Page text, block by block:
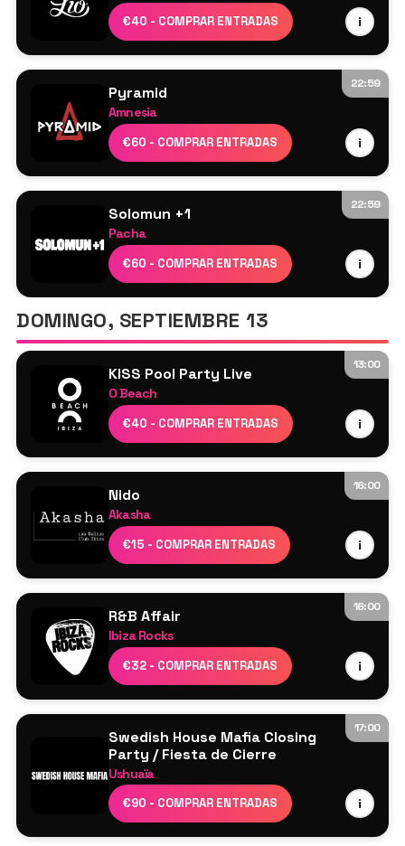
Indira Paganotto
Estella Boersma
Boston 168
€40 - COMPRAR ENTRADAS i
Cartel por confirmar
22:59
Pyramid
Amnesia
€60 - COMPRAR ENTRADAS i
Joseph Capriati
Marco Faraone
Sidney Charles
Mar-T
Yanamaste
Chlär
Alarico
Luca Donzelli
22:59
Solomun +1
Pacha
€60 - COMPRAR ENTRADAS i
Solomun
DOMINGO, SEPTIEMBRE 13
13:00
KISS Pool Party Live
O Beach
€40 - COMPRAR ENTRADAS i
Cabezas de cartel: TBA
DJ Cameo
Sam Dungate
16:00
Nido
Akasha
€15 - COMPRAR ENTRADAS i
Cartel por confirmar
16:00
R&B Affair
Ibiza Rocks
€32 - COMPRAR ENTRADAS i
DJs residentes
17:00
Swedish House Mafia Closing
Party / Fiesta de Cierre
Ushuaïa
€90 - COMPRAR ENTRADAS i
Swedish House Mafia
Axwell